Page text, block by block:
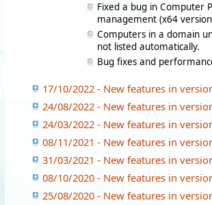
Fixed a bug in Computer
management (x64
Computers in a domain
not listed automatically.
Bug fixes and
17/10/2022 - New features in
24/08/2022 - New features in
24/03/2022 - New features in
08/11/2021 - New features in
31/03/2021 - New features in
08/10/2020 - New features in
25/08/2020 - New features in